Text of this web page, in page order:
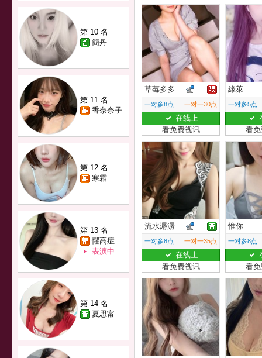
第 10 名
簡丹
第 11 名
香奈奈子
第 12 名
寒霜
第 13 名
懼高症
表演中
第 14 名
夏思甯
草莓多多
一对多8点 一对一30点
在线上
看免费视讯
緣萊
一对多5点
看
流水潺潺
一对多8点 一对一35点
在线上
看免费视讯
惟你
一对多8点
看